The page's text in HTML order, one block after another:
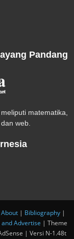
Pandang
matematika,
web.
About| Bibliography|
Advertise | Theme
| Versi N-1.48t